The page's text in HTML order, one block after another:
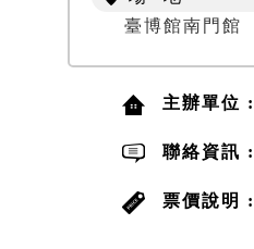
臺博館南門館
主辦單位 :
聯絡資訊 :
票價說明 :